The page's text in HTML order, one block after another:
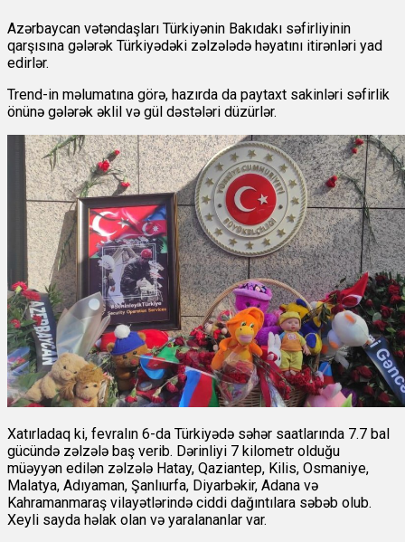
Azərbaycan vətəndaşları Türkiyənin Bakıdakı səfirliyinin
qarşısına gələrək Türkiyədəki zəlzələdə həyatını itirənləri yad
edirlər.
Trend-in məlumatına görə, hazırda da paytaxt sakinləri səfirlik
önünə gələrək əklil və gül dəstələri düzürlər.
Xatırladaq ki, fevralın 6-da Türkiyədə səhər saatlarında 7.7 bal
gücündə zəlzələ baş verib. Dərinliyi 7 kilometr olduğu
müəyyən edilən zəlzələ Hatay, Qaziantep, Kilis, Osmaniye,
Malatya, Adıyaman, Şanlıurfa, Diyarbəkir, Adana və
Kahramanmaraş vilayətlərində ciddi dağıntılara səbəb olub.
Xeyli sayda həlak olan və yaralananlar var.